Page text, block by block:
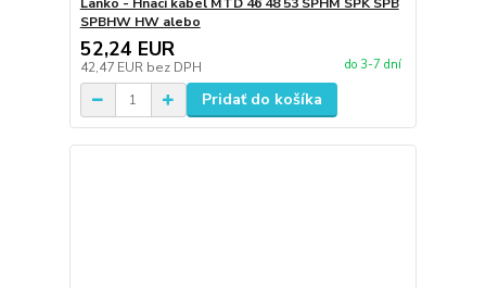
SPBHW HW alebo
52,24 EUR
42,47 EUR bez DPH do 3-7 dní
Pridať do košíka